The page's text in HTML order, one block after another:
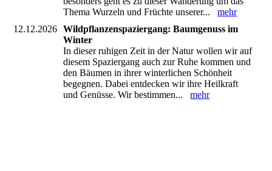
Thema Wurzeln und Früchte unserer...mehr
12.12.2026
Wildpflanzenspaziergang: Baumgenuss im
Winter
In dieser ruhigen Zeit in der Natur wollen wir auf
diesem Spaziergang auch zur Ruhe kommen und
den Bäumen in ihrer winterlichen Schönheit
begegnen. Dabei entdecken wir ihre Heilkraft
und Genüsse. Wir bestimmen...mehr